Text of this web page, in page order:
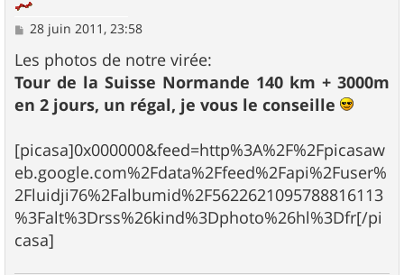
M
s
s
a
g
e
28 juin 2011, 23:58
Les photos de notre virée:
Tour de la Suisse Normande 140 km + 3000m
en 2 jours, un régal, je vous le conseille
[picasa]0x000000&feed=http%3A%2F%2Fpicasaw
eb.google.com%2Fdata%2Ffeed%2Fapi%2Fuser%
2Fluidji76%2Falbumid%2F5622621095788816113
%3Falt%3Drss%26kind%3Dphoto%26hl%3Dfr[/pi
casa]